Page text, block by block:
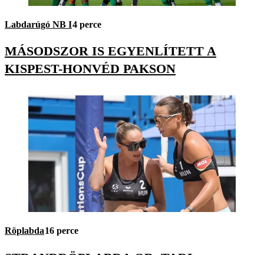
Labdarúgó NB I4 perce
MÁSODSZOR IS EGYENLÍTETT A
KISPEST-HONVÉD PAKSON
Röplabda16 perce